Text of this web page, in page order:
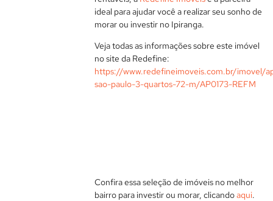
ideal para ajudar você a realizar seu sonho de
morar ou investir no Ipiranga.
Veja todas as informações sobre este imóvel
no site da Redefine:
https://www.redefineimoveis.com.br/imovel/
sao-paulo-3-quartos-72-m/AP0173-REFM
Confira essa seleção de imóveis no melhor
bairro para investir ou morar, clicandoaqui.